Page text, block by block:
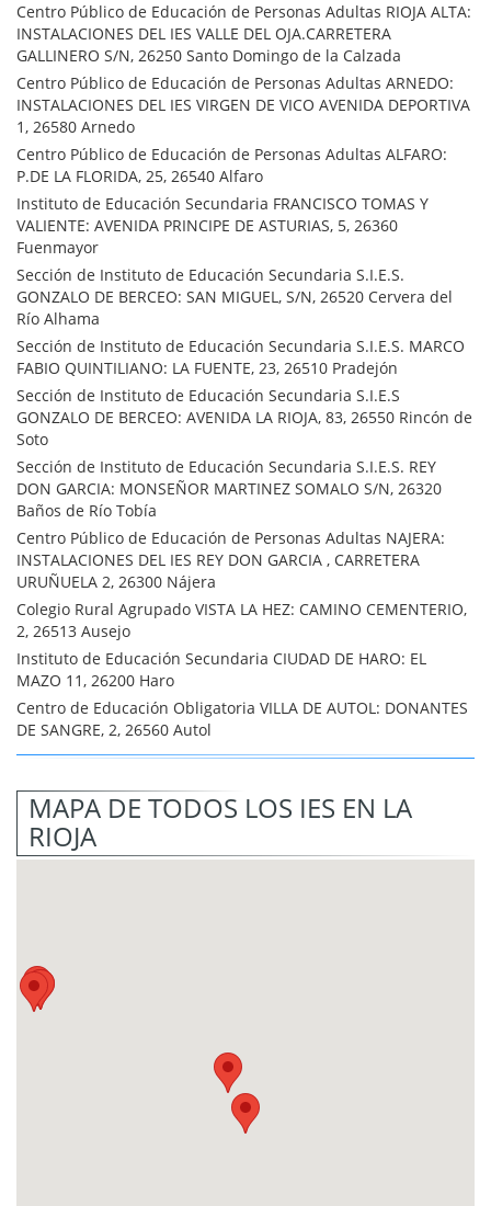
Centro Público de Educación de Personas Adultas RIOJA ALTA:
INSTALACIONES DEL IES VALLE DEL OJA.CARRETERA
GALLINERO S/N, 26250 Santo Domingo de la Calzada
Centro Público de Educación de Personas Adultas ARNEDO:
INSTALACIONES DEL IES VIRGEN DE VICO AVENIDA DEPORTIVA
1, 26580 Arnedo
Centro Público de Educación de Personas Adultas ALFARO:
P.DE LA FLORIDA, 25, 26540 Alfaro
Instituto de Educación Secundaria FRANCISCO TOMAS Y
VALIENTE: AVENIDA PRINCIPE DE ASTURIAS, 5, 26360
Fuenmayor
Sección de Instituto de Educación Secundaria S.I.E.S.
GONZALO DE BERCEO: SAN MIGUEL, S/N, 26520 Cervera del
Río Alhama
Sección de Instituto de Educación Secundaria S.I.E.S. MARCO
FABIO QUINTILIANO: LA FUENTE, 23, 26510 Pradejón
Sección de Instituto de Educación Secundaria S.I.E.S
GONZALO DE BERCEO: AVENIDA LA RIOJA, 83, 26550 Rincón de
Soto
Sección de Instituto de Educación Secundaria S.I.E.S. REY
DON GARCIA: MONSEÑOR MARTINEZ SOMALO S/N, 26320
Baños de Río Tobía
Centro Público de Educación de Personas Adultas NAJERA:
INSTALACIONES DEL IES REY DON GARCIA , CARRETERA
URUÑUELA 2, 26300 Nájera
Colegio Rural Agrupado VISTA LA HEZ: CAMINO CEMENTERIO,
2, 26513 Ausejo
Instituto de Educación Secundaria CIUDAD DE HARO: EL
MAZO 11, 26200 Haro
Centro de Educación Obligatoria VILLA DE AUTOL: DONANTES
DE SANGRE, 2, 26560 Autol
MAPA DE TODOS LOS IES EN LA
RIOJA